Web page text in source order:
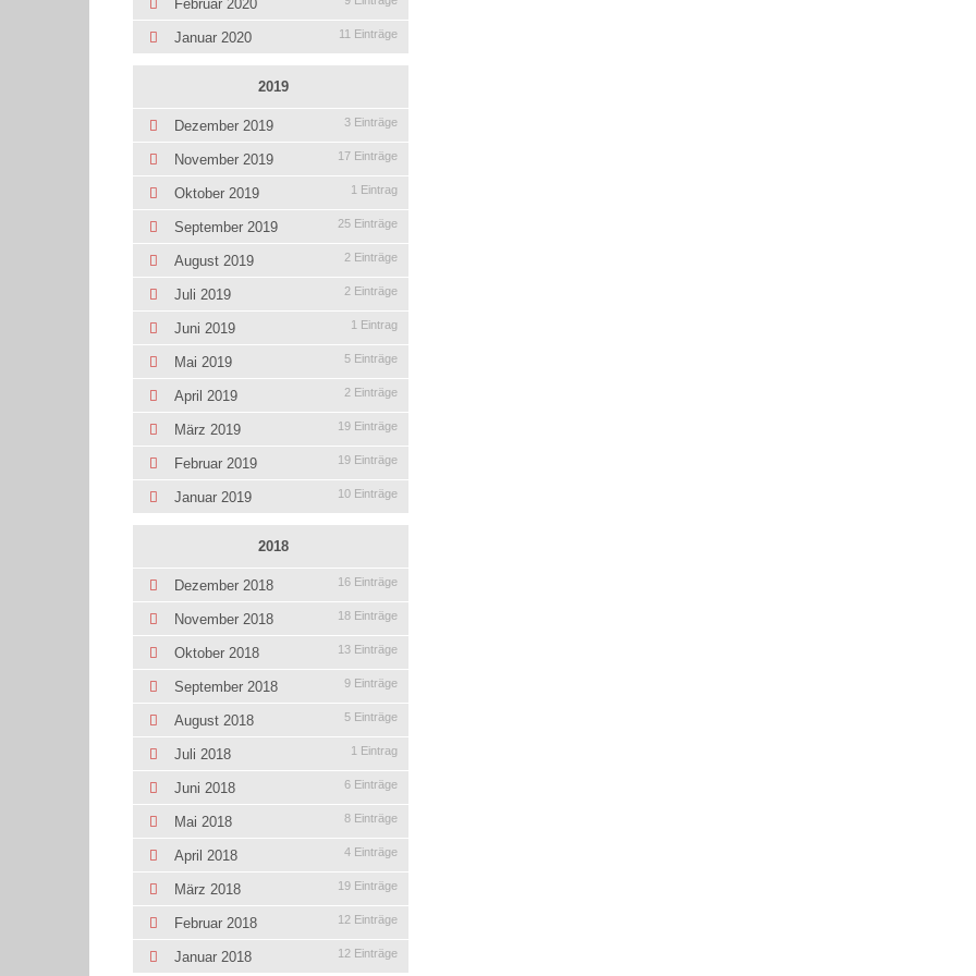
Februar 2020
Januar 2020 11 Einträge
2019
Dezember 2019 3 Einträge
November 2019 17 Einträge
Oktober 2019 1 Eintrag
September 2019 25 Einträge
August 2019 2 Einträge
Juli 2019 2 Einträge
Juni 2019 1 Eintrag
Mai 2019 5 Einträge
April 2019 2 Einträge
März 2019 19 Einträge
Februar 2019 19 Einträge
Januar 2019 10 Einträge
2018
Dezember 2018 16 Einträge
November 2018 18 Einträge
Oktober 2018 13 Einträge
September 2018 9 Einträge
August 2018 5 Einträge
Juli 2018 1 Eintrag
Juni 2018 6 Einträge
Mai 2018 8 Einträge
April 2018 4 Einträge
März 2018 19 Einträge
Februar 2018 12 Einträge
Januar 2018 12 Einträge